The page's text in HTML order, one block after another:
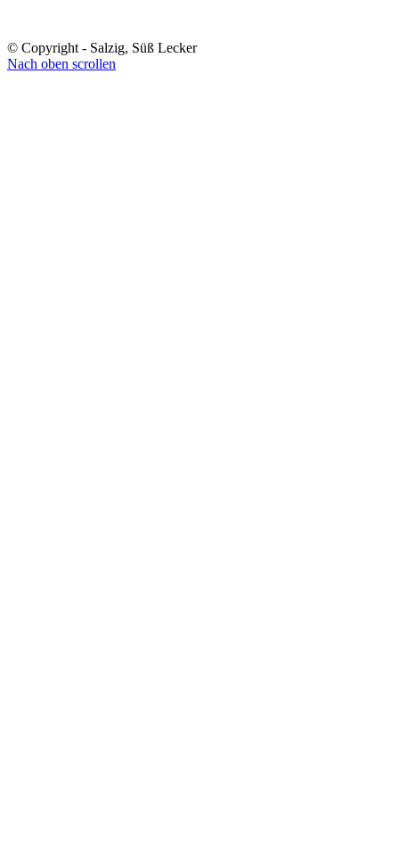
© Copyright - Salzig, Süß Lecker
Nach oben scrollen